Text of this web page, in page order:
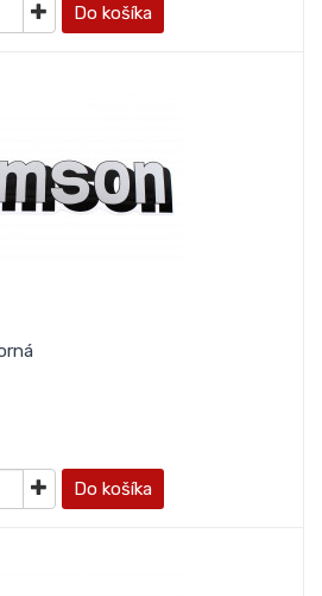
Do košíka
Do košíka